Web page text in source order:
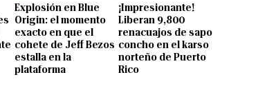
Explosión en Blue
Origin: el momento
exacto en que el
cohete de Jeff Bezos
estalla en la
plataforma
¡Impresionante!
Liberan 9,800
renacuajos de sapo
concho en el karso
norteño de Puerto
Rico